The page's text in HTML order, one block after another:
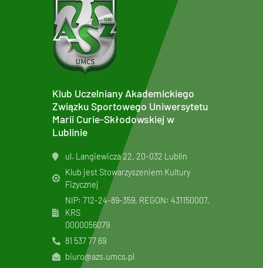
Klub Uczelniany Akademickiego
Związku Sportowego Uniwersytetu
Marii Curie-Skłodowskiej w
Lublinie
ul. Langiewicza 22, 20-032 Lublin
Klub jest Stowarzyszeniem Kultury
Fizycznej
NIP: 712-24-89-359, REGON: 431150007,
KRS
0000056079
81 537 77 69
biuro@azs.umcs.pl